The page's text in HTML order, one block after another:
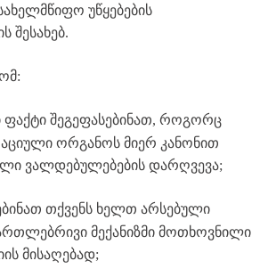
უწყებების
შესახებ.
:
ფაქტი შეგეფასებინათ, როგორც
ორგანოს მიერ კანონით
ვალდებულებების დარღვევა;
თქვენს ხელთ არსებული
მექანიზმი მოთხოვნილი
მისაღებად;